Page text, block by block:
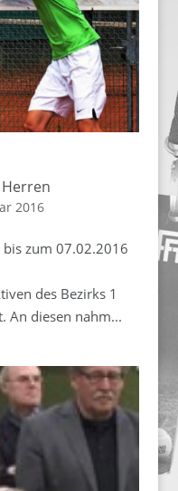
2016
07.02.2016
des Bezirks 1
An diesen nahm...